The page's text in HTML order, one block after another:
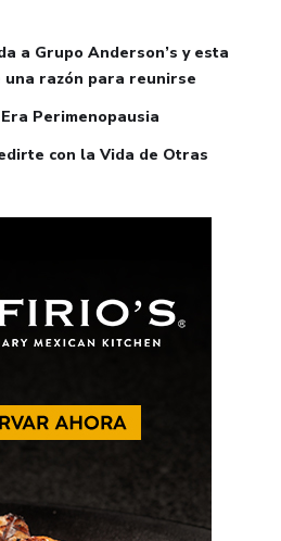
a Grupo Anderson’s y esta
razón para reunirse
Perimenopausia
con la Vida de Otras